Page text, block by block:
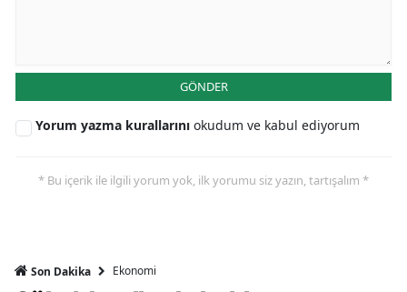
GÖNDER
Yorum yazma kurallarını okudum ve kabul ediyorum
* Bu içerik ile ilgili yorum yok, ilk yorumu siz yazın, tartışalım *
Son Dakika Ekonomi